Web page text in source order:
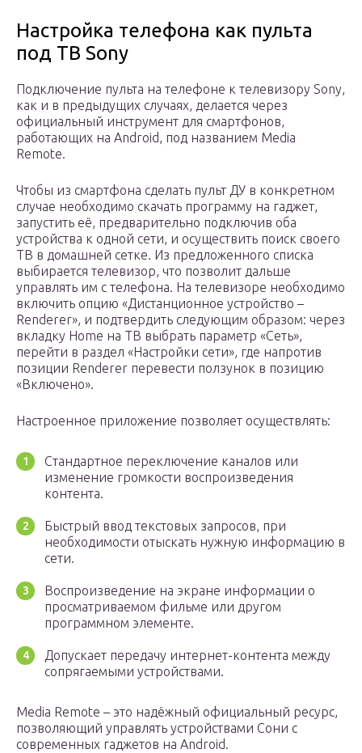
Настройка телефона как пульта
под ТВ Sony
Подключение пульта на телефоне к телевизору Sony,
как и в предыдущих случаях, делается через
официальный инструмент для смартфонов,
работающих на Android, под названием Media
Remote.
Чтобы из смартфона сделать пульт ДУ в конкретном
случае необходимо скачать программу на гаджет,
запустить её, предварительно подключив оба
устройства к одной сети, и осуществить поиск своего
ТВ в домашней сетке. Из предложенного списка
выбирается телевизор, что позволит дальше
управлять им с телефона. На телевизоре необходимо
включить опцию «Дистанционное устройство –
Renderer», и подтвердить следующим образом: через
вкладку Home на ТВ выбрать параметр «Сеть»,
перейти в раздел «Настройки сети», где напротив
позиции Renderer перевести ползунок в позицию
«Включено».
Настроенное приложение позволяет осуществлять:
Стандартное переключение каналов или
изменение громкости воспроизведения
контента.
Быстрый ввод текстовых запросов, при
необходимости отыскать нужную информацию в
сети.
Воспроизведение на экране информации о
просматриваемом фильме или другом
программном элементе.
Допускает передачу интернет-контента между
сопрягаемыми устройствами.
Media Remote – это надёжный официальный ресурс,
позволяющий управлять устройствами Сони с
современных гаджетов на Android.